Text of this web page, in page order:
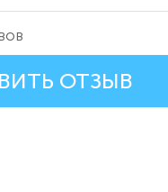
ОТЗЫВ